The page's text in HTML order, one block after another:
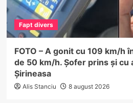
Fapt divers
FOTO – A gonit cu 109 km/h
de 50 km/h. Șofer prins și cu
Șirineasa
Alis Stanciu 8 august 2026